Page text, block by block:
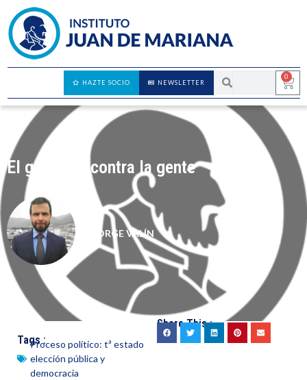
0
NEWSLETTER
HAZTE SOCIO
El gobierno contra la gente
JORGE VALÍN
Tags :Proceso político: tª estado
elección pública y
democracia
Share This :